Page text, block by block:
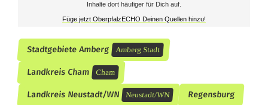
K
r
a
Inhalte dort häufiger für Dich auf.
Füge jetzt OberpfalzECHO Deinen Quellen hinzu!
Stadtgebiete Amberg Amberg Stadt
Landkreis Cham Cham
Landkreis Neustadt/WN Neustadt/WN Regensburg